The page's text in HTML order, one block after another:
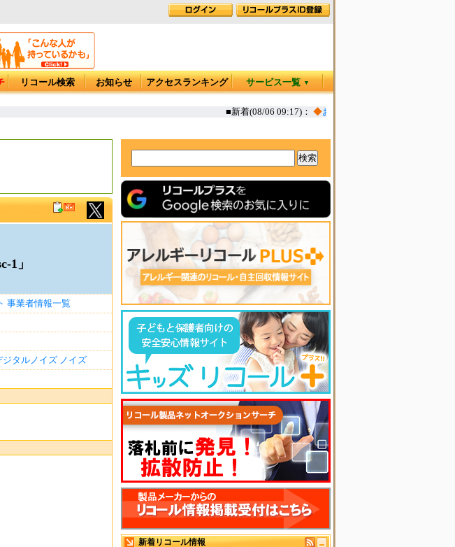
リコール検索 お知らせ アクセスランキング サービス一覧 ▼
■新着(08/06 09:17)： ◆お肉屋さんのコロッケ 一部(えび,
新着リコール情報
1」
事業者情報一覧
ジタルノイズ ノイズ